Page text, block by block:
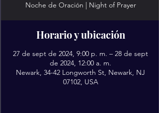
Noche de Oración | Night of Prayer
Horario y ubicación
27 de sept de 2024, 9:00 p. m. – 28 de sept
de 2024, 12:00 a. m.
Newark, 34-42 Longworth St, Newark, NJ
07102, USA